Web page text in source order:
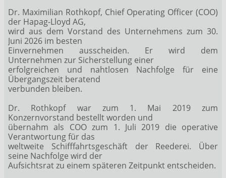
Dr. Maximilian Rothkopf, Chief Operating Officer (COO)
der Hapag-Lloyd AG,
wird aus dem Vorstand des Unternehmens zum 30.
Juni 2026 im besten
Einvernehmen ausscheiden. Er wird dem
Unternehmen zur Sicherstellung einer
erfolgreichen und nahtlosen Nachfolge für eine
Übergangszeit beratend
verbunden bleiben.
Dr. Rothkopf war zum 1. Mai 2019 zum
Konzernvorstand bestellt worden und
übernahm als COO zum 1. Juli 2019 die operative
Verantwortung für das
weltweite Schifffahrtsgeschäft der Reederei. Über
seine Nachfolge wird der
Aufsichtsrat zu einem späteren Zeitpunkt entscheiden.